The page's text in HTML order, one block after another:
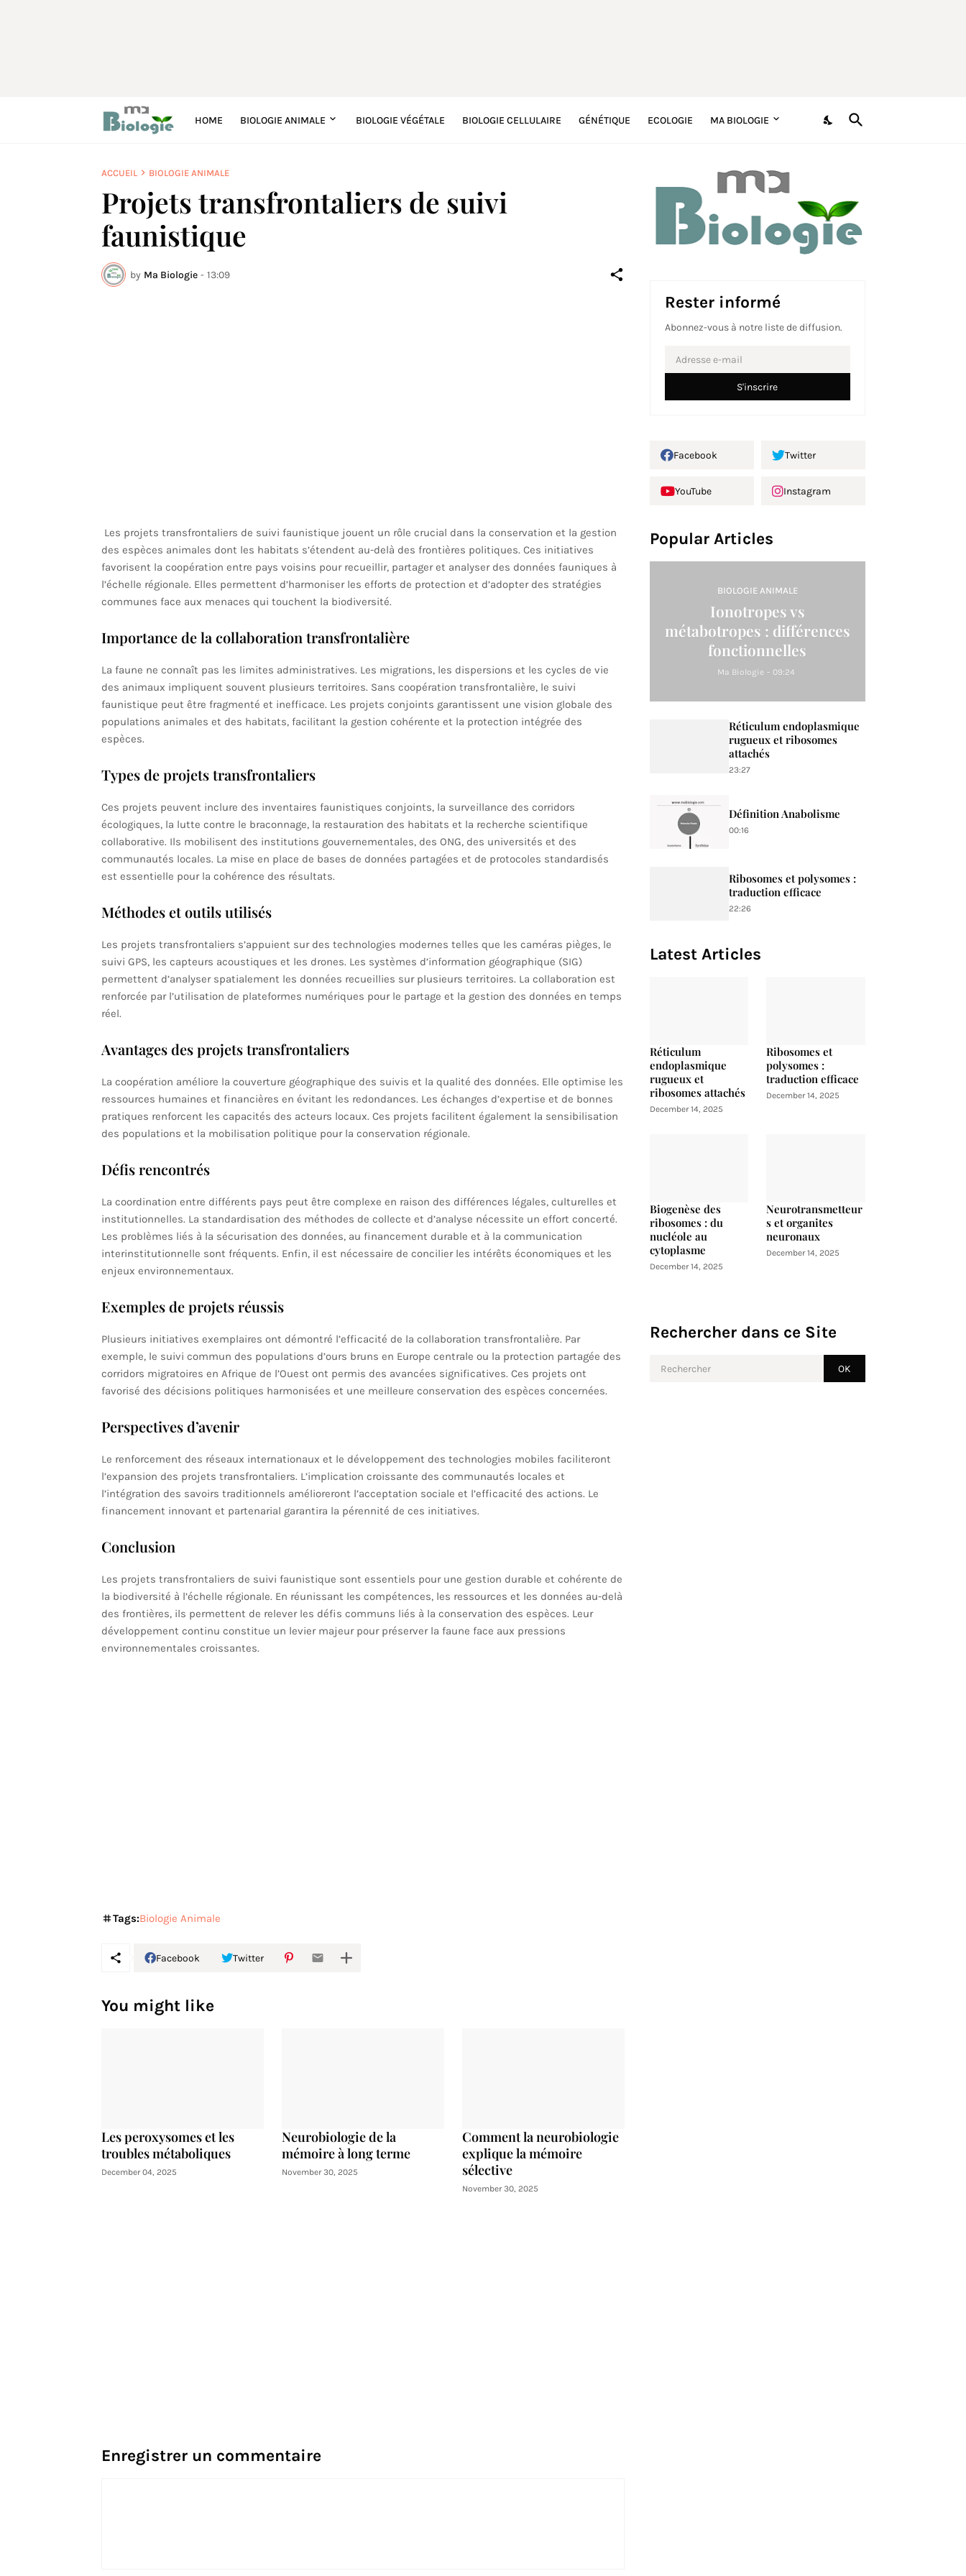
HOME BIOLOGIE ANIMALE BIOLOGIE VÉGÉTALE BIOLOGIE CELLULAIRE GÉNÉTIQUE ECOLOGIE MA BIOLOGIE
ACCUEIL BIOLOGIE ANIMALE
Projets transfrontaliers de suivi
faunistique
by Ma Biologie - 13:09
Les projets transfrontaliers de suivi faunistique jouent un rôle crucial dans la conservation et la gestion
des espèces animales dont les habitats s’étendent au-delà des frontières politiques. Ces initiatives
favorisent la coopération entre pays voisins pour recueillir, partager et analyser des données fauniques à
l’échelle régionale. Elles permettent d’harmoniser les efforts de protection et d’adopter des stratégies
communes face aux menaces qui touchent la biodiversité.
Importance de la collaboration transfrontalière
La faune ne connaît pas les limites administratives. Les migrations, les dispersions et les cycles de vie
des animaux impliquent souvent plusieurs territoires. Sans coopération transfrontalière, le suivi
faunistique peut être fragmenté et inefficace. Les projets conjoints garantissent une vision globale des
populations animales et des habitats, facilitant la gestion cohérente et la protection intégrée des
espèces.
Types de projets transfrontaliers
Ces projets peuvent inclure des inventaires faunistiques conjoints, la surveillance des corridors
écologiques, la lutte contre le braconnage, la restauration des habitats et la recherche scientifique
collaborative. Ils mobilisent des institutions gouvernementales, des ONG, des universités et des
communautés locales. La mise en place de bases de données partagées et de protocoles standardisés
est essentielle pour la cohérence des résultats.
Méthodes et outils utilisés
Les projets transfrontaliers s’appuient sur des technologies modernes telles que les caméras pièges, le
suivi GPS, les capteurs acoustiques et les drones. Les systèmes d’information géographique (SIG)
permettent d’analyser spatialement les données recueillies sur plusieurs territoires. La collaboration est
renforcée par l’utilisation de plateformes numériques pour le partage et la gestion des données en temps
réel.
Avantages des projets transfrontaliers
La coopération améliore la couverture géographique des suivis et la qualité des données. Elle optimise les
ressources humaines et financières en évitant les redondances. Les échanges d’expertise et de bonnes
pratiques renforcent les capacités des acteurs locaux. Ces projets facilitent également la sensibilisation
des populations et la mobilisation politique pour la conservation régionale.
Défis rencontrés
La coordination entre différents pays peut être complexe en raison des différences légales, culturelles et
institutionnelles. La standardisation des méthodes de collecte et d’analyse nécessite un effort concerté.
Les problèmes liés à la sécurisation des données, au financement durable et à la communication
interinstitutionnelle sont fréquents. Enfin, il est nécessaire de concilier les intérêts économiques et les
enjeux environnementaux.
Exemples de projets réussis
Plusieurs initiatives exemplaires ont démontré l’efficacité de la collaboration transfrontalière. Par
exemple, le suivi commun des populations d’ours bruns en Europe centrale ou la protection partagée des
corridors migratoires en Afrique de l’Ouest ont permis des avancées significatives. Ces projets ont
favorisé des décisions politiques harmonisées et une meilleure conservation des espèces concernées.
Perspectives d’avenir
Le renforcement des réseaux internationaux et le développement des technologies mobiles faciliteront
l’expansion des projets transfrontaliers. L’implication croissante des communautés locales et
l’intégration des savoirs traditionnels amélioreront l’acceptation sociale et l’efficacité des actions. Le
financement innovant et partenarial garantira la pérennité de ces initiatives.
Conclusion
Les projets transfrontaliers de suivi faunistique sont essentiels pour une gestion durable et cohérente de
la biodiversité à l’échelle régionale. En réunissant les compétences, les ressources et les données au-delà
des frontières, ils permettent de relever les défis communs liés à la conservation des espèces. Leur
développement continu constitue un levier majeur pour préserver la faune face aux pressions
environnementales croissantes.
Tags:Biologie Animale
Facebook Twitter
You might like
Les peroxysomes et les
troubles métaboliques
December 04, 2025
Neurobiologie de la
mémoire à long terme
November 30, 2025
Comment la neurobiologie
explique la mémoire
sélective
November 30, 2025
Enregistrer un commentaire
Rester informé
Abonnez-vous à notre liste de diffusion.
Facebook Twitter
YouTube Instagram
Popular Articles
BIOLOGIE ANIMALE
Ionotropes vs
métabotropes : différences
fonctionnelles
Ma Biologie - 09:24
Réticulum endoplasmique
rugueux et ribosomes
attachés
23:27
Définition Anabolisme
00:16
Ribosomes et polysomes :
traduction efficace
22:26
Latest Articles
Réticulum
endoplasmique
rugueux et
ribosomes attachés
December 14, 2025
Ribosomes et
polysomes :
traduction efficace
December 14, 2025
Biogenèse des
ribosomes : du
nucléole au
cytoplasme
December 14, 2025
Neurotransmetteur
s et organites
neuronaux
December 14, 2025
Rechercher dans ce Site